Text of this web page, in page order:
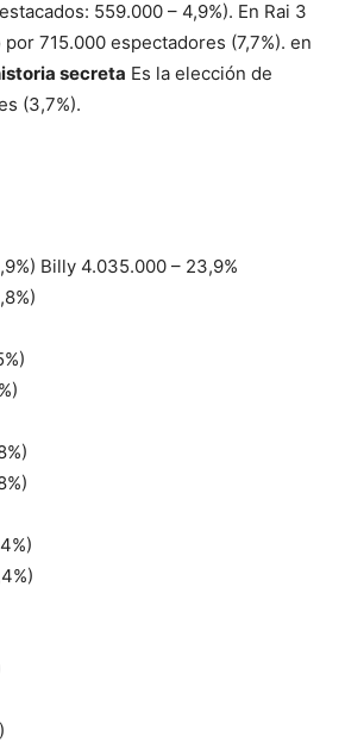
559.000 – 4,9%). En Rai 3
por 715.000 espectadores (7,7%). en
secreta Es la elección de
(3,7%).
Billy 4.035.000 – 23,9%